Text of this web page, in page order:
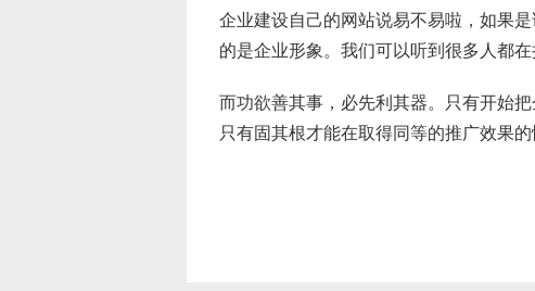
企业建设自己的网站说易不易啦，如果
的是企业形象。我们可以听到很多人都
而功欲善其事，必先利其器。只有开始把
只有固其根才能在取得同等的推广效果的